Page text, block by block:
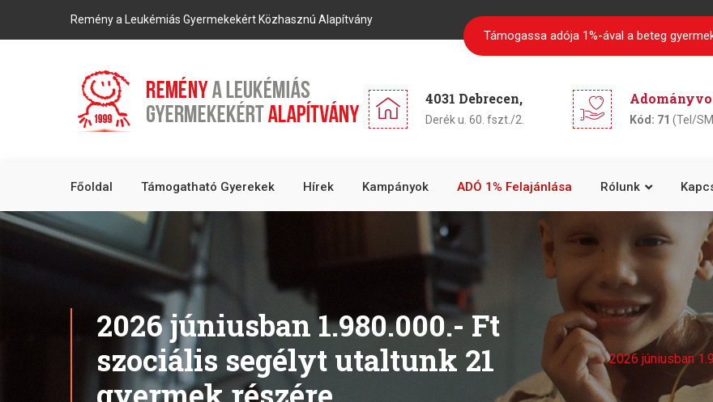
Remény a Leukémiás Gyermekekért Közhasznú Alapítvány
Támogassa adója 1%-ával a beteg
4031 Debrecen,
Derék u. 60. fszt./2. Kód: 71 (Tel/
Főoldal Támogatható Gyerekek Hírek Kampányok ADÓ 1% Felajánlása Rólunk
2026 júniusban 1.980.000.- Ft
szociális segélyt utaltunk 21
2026 júniusban